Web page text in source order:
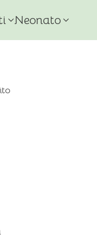
Neonato